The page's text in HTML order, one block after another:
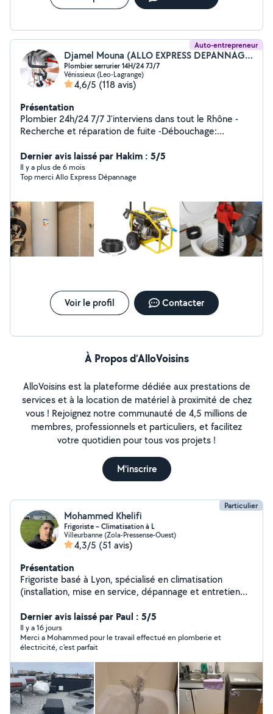
Auto-entrepreneur
Djamel Mouna (ALLO EXPRESS DEPANNAGE)
Plombier serrurier 14H/24 7J/7
Vénissieux (Leo-Lagrange)
4,6/5 (118 avis)
Présentation
Plombier 24h/24 7/7 J'interviens dans tout le Rhône -
Recherche et réparation de fuite -Débouchage:
canalisation avec matériel haute pression -inspection
canalisation avec caméra vidéo -Changement de votre
ancienne robinetterie -Remplacement Wc baignoire
d'eau chaude toute marques devis gratuit Serrurier
24h/24 7j/7j'interviens dans tout le Rhône et ça
banlieue, serrurier depuis 20 ans Ouverture de porte
claque fermée à cle remplacement de Serrure, toute
marque barillet toute marque serrure de boîte aux
keso vak muel cavith heracles dom
Dernier avis laissé par Hakim : 5/5
Il y a plus de 6 mois
Top merci Allo Express Dépannage
Voir le profil Contacter
À Propos d’AlloVoisins
AlloVoisins est la plateforme dédiée aux prestations de
services et à la location de matériel à proximité de chez
vous ! Rejoignez notre communauté de 4,5 millions de
membres, professionnels et particuliers, et facilitez
votre quotidien pour tous vos projets !
M'inscrire
Particulier
Mohammed Khelifi
Frigoriste – Climatisation à L
Villeurbanne (Zola-Pressense-Ouest)
4,3/5 (51 avis)
Présentation
Frigoriste basé à Lyon, spécialisé en climatisation
(installation, mise en service, dépannage et entretien
rapidement en période de forte chaleur _Camion
disponible pour transport et livraison de meubles et
matériel. Montage et démontage de mobilier (cuisines,
armoires, lits, tables). Services de peinture et plomberie
intérieure Avec des petits travaux _ Intervention rapide
_Travail propre et soigné _Prix raisonnables Disponible
rapidement. N'hésitez pas à me contacter.
Dernier avis laissé par Paul : 5/5
Il y a 16 jours
Merci a Mohammed pour le travail effectué en plomberie et
électricité, c'est parfait